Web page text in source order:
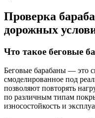
Проверка
дорожных
Что такое беговые
Беговые барабаны — это
смоделированное под
позволяют повторять
по различным типам
износостойкость и